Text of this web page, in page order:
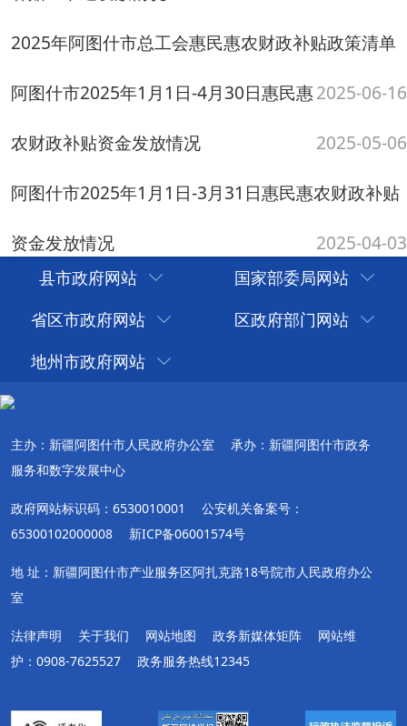
2024年阿图什市惠民惠农财政补贴政策清单
2024-07-16
阿图什市委组织部2024年惠民惠农财政
补贴政策清单 2024-07-12
关于阿图什市2024年1.1日-6.27日惠农惠民财政资
阿图什市2024年1-2月份惠民惠农财政补贴资金发放
县市政府网站
国家部委局网站
省区市政府网站
区政府部门网站
地州市政府网站
主办：新疆阿图什市人民政府办公室
承办：新疆阿图什市政务
服务和数字发展中心
政府网站标识码：6530010001
公安机关备案号：
65300102000008
新ICP备06001574号
地 址：新疆阿图什市产业服务区阿扎克路18号院市人民政府办公
室
法律声明 关于我们 网站地图 政务新媒体矩阵
网站维
护：0908-7625527
政务服务热线12345